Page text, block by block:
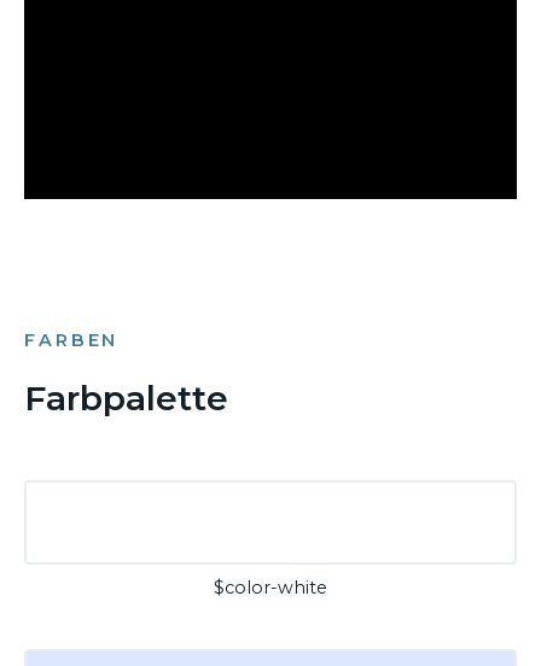
FARBEN
Farbpalette
$color-white